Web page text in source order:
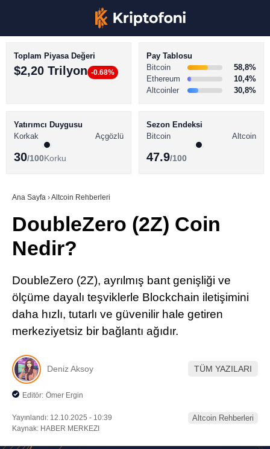
Youtube
Pinterest
LinkedIn
BİTCOİN HABERLERİ
ALTCOİN HABERLERİ
SÖZLÜK
Toplam Piyasa Değeri
$2,20 Trilyon -0.68%
Pay Tablosu
Bitcoin
58,8%
Ethereum
10,4%
Altcoinler
30,8%
Yatırımcı Duygusu
Korkak
Açgözlü
30/100Korku
Sezon Endeksi
Bitcoin
Altcoin
47.9/100
Ana Sayfa ›Altcoin Rehberleri
DoubleZero (2Z) Coin
Nedir?
DoubleZero (2Z), ayrılmış bant genişliği ve
ölçüme dayalı teşviklerle Blockchain iletişimini
daha hızlı, tutarlı ve güvenilir hale getiren
merkeziyetsiz bir bağlantı ağıdır.
Deniz Aksoy TÜM YAZILARI
Editör: Ömer Ergin
Yayınlandı: 12.10.2025 - 10:39
Kaynak: HABER MERKEZI
Altcoin Rehberleri